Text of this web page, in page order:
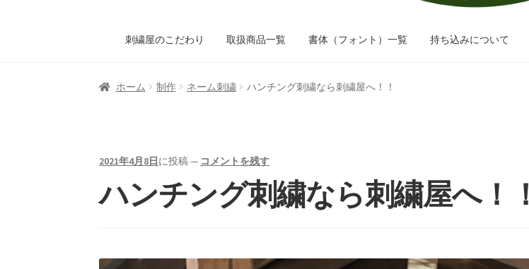
キ
プ
プ
刺繍屋のこだわり 取扱商品一覧 書体（フォント）一覧 持ち込みについて
ホーム 制作 ネーム刺繍 ハンチング刺繍なら刺繍屋へ！！
2021年4月8日 に投稿— コメントを残す
ハンチング刺繍なら刺繍屋へ！！